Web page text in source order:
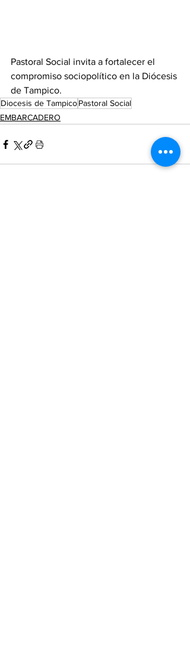
Pastoral Social invita a fortalecer el
compromiso sociopolítico en la Diócesis
de Tampico.
Diocesis de TampicoPastoral Social
EMBARCADERO